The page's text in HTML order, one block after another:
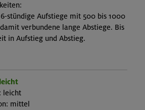
stündige Aufstiege mit 500 bis 1000
verbundene lange Abstiege. Bis
in Aufstieg und Abstieg.
leicht
mittel